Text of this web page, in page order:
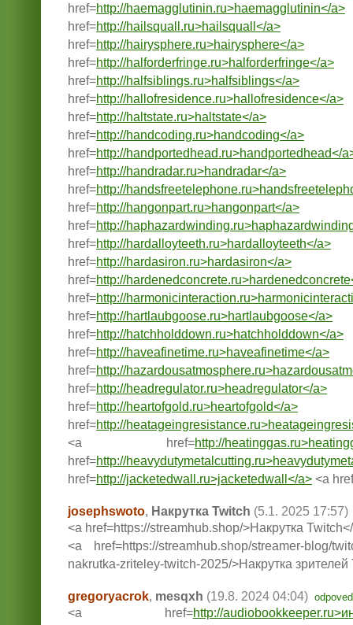
href=http://haemagglutinin.ru>haemagglutinin</a>
href=http://hailsquall.ru>hailsquall</a>
href=http://hairysphere.ru>hairysphere</a>
href=http://halforderfringe.ru>halforderfringe</a>
href=http://halfsiblings.ru>halfsiblings</a>
href=http://hallofresidence.ru>hallofresidence</a>
href=http://haltstate.ru>haltstate</a>
href=http://handcoding.ru>handcoding</a>
href=http://handportedhead.ru>handportedhead</
href=http://handradar.ru>handradar</a>
href=http://
href=http://hangonpart.ru>hangonpart</a>
href=http://
href=http://hardalloyteeth.ru>hardalloyteeth</a>
href=http://hardasiron.ru>hardasiron</a>
href=http://
href=http://
href=http://hartlaubgoose.ru>hartlaubgoose</a>
href=http://hatchholddown.ru>hatchholddown</a>
href=http://haveafinetime.ru>haveafinetime</a>
href=http://
href=http://headregulator.ru>headregulator</a>
href=http://heartofgold.ru>heartofgold</a>
href=http://
<a href=http://
href=http://
href=http://jacketedwall.ru>jacketedwall</a> <a
josephswoto, Накрутка Twitch (5.1. 2025 17:57)
<a href=https://streamhub.shop/>Накрутка
<a href=https://streamhub.shop/streamer-blog/
nakrutka-zriteley-twitch-2025/>Накрутка
gregoryacrok, mesqxh (19.8. 2024 04:04)
<a href=http://